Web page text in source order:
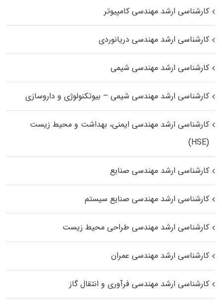
کارشناسی ارشد مهندسی کامپیوتر
کارشناسی ارشد مهندسی دریانوردی
کارشناسی ارشد مهندسی شیمی
کارشناسی ارشد مهندسی شیمی – بیوتکنولوژی و داروسازی
کارشناسی ارشد مهندسی ایمنی، بهداشت و محیط زیست
(HSE)
کارشناسی ارشد مهندسی صنایع
کارشناسی ارشد مهندسی صنایع سیستم
کارشناسی ارشد مهندسی طراحی محیط زیست
کارشناسی ارشد مهندسی عمران
کارشناسی ارشد مهندسی فرآوری و انتقال گاز